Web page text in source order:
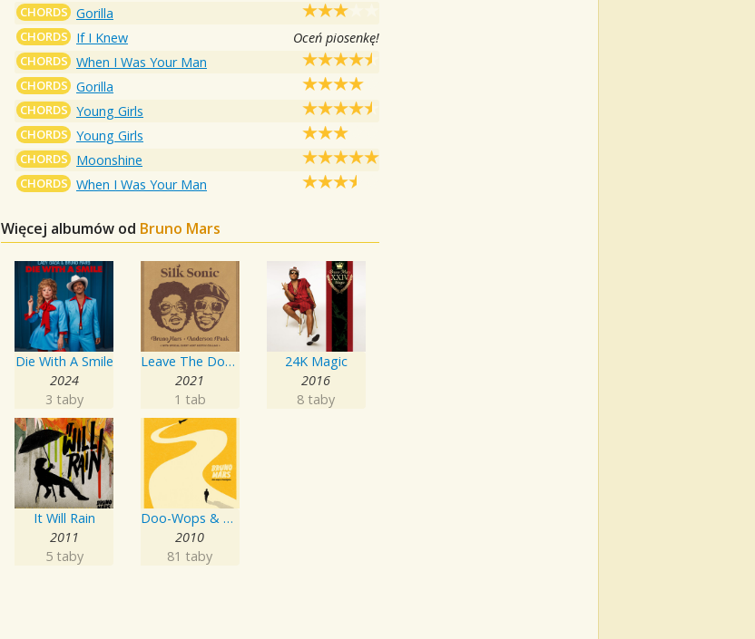
CHORDS Gorilla
CHORDS If I Knew Oceń piosenkę!
CHORDS When I Was Your Man
CHORDS Gorilla
CHORDS Young Girls
CHORDS Young Girls
CHORDS Moonshine
CHORDS When I Was Your Man
Więcej albumów od Bruno Mars
Die With A Smile
2024
3 taby
Leave The Door Open
2021
1 tab
24K Magic
2016
8 taby
It Will Rain
2011
5 taby
Doo-Wops & Hooligans
2010
81 taby